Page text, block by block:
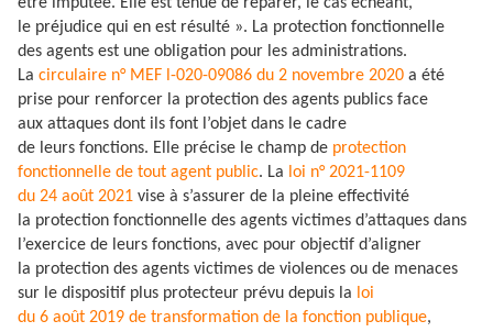
le préjudice qui en est résulté ». La protection fonctionnelle
des agents est une obligation pour les administrations.
La circulaire n° MEF l-020-09086 du 2 novembre 2020 a été
prise pour renforcer la protection des agents publics face
aux attaques dont ils font l’objet dans le cadre
de leurs fonctions. Elle précise le champ de protection
fonctionnelle de tout agent public. La loi n° 2021-1109
du 24 août 2021 vise à s’assurer de la pleine effectivité
la protection fonctionnelle des agents victimes d’attaques dans
l’exercice de leurs fonctions, avec pour objectif d’aligner
la protection des agents victimes de violences ou de menaces
sur le dispositif plus protecteur prévu depuis la loi
du 6 août 2019 de transformation de la fonction publique,